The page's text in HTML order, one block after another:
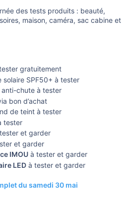
des tests produits : beauté,
maison, caméra, sac cabine et
gratuitement
SPF50+ à tester
anti-chute à tester
bon d’achat
de teint à tester
tester
et garder
et garder
IMOUà tester et garder
LEDà tester et garder
du samedi 30 mai